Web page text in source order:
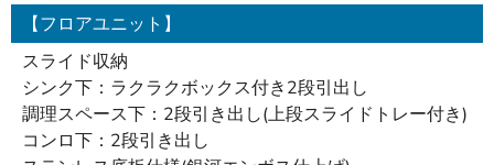
【フロアユニット】
スライド収納
シンク下：ラクラクボックス付き2段引出し
調理スペース下：2段引き出し(上段スライドトレー付き)
コンロ下：2段引き出し